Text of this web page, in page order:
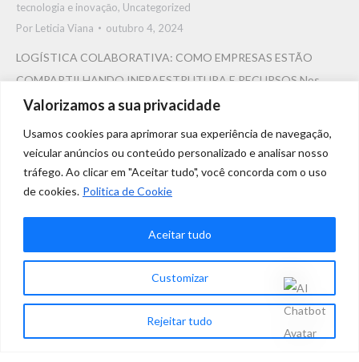
Valorizamos a sua privacidade
Usamos cookies para aprimorar sua experiência de navegação,
veicular anúncios ou conteúdo personalizado e analisar nosso
tráfego. Ao clicar em "Aceitar tudo", você concorda com o uso
de cookies. Politica de Cookie
Customizar
Rejeitar tudo
Aceitar tudo
tecnologia e inovaçāo, Uncategorized
Por Leticia Viana outubro 4, 2024
LOGÍSTICA COLABORATIVA: COMO EMPRESAS ESTÃO
COMPARTILHANDO INFRAESTRUTURA E RECURSOS Nos
últimos anos, a logística tem passado por grandes
pelas exigências dos consumidores por entrega rápida,
flexibilidade e rastreamento eficiente. A busca por maior
eficiência e sustentabilidade também tem forçado empresas a
repensar seus modelos operacionais, especialmente diante de…
1 2 3 →